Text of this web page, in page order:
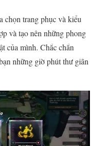
chọn trang phục và kiểu
và tạo nên những phong
của mình. Chắc chắn
những giờ phút thư giãn